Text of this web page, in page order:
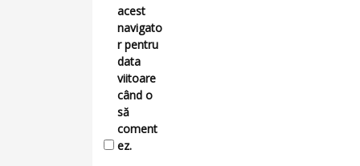
acest
navigato
r pentru
data
viitoare
când o
să
coment
ez.